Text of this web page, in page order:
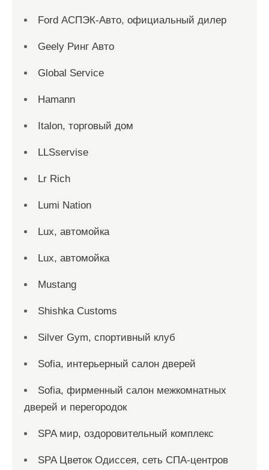
Ford АСПЭК-Авто, официальный дилер
Geely Ринг Авто
Global Service
Hamann
Italon, торговый дом
LLSservise
Lr Rich
Lumi Nation
Lux, автомойка
Lux, автомойка
Mustang
Shishka Customs
Silver Gym, спортивный клуб
Sofia, интерьерный салон дверей
Sofia, фирменный салон межкомнатных
дверей и перегородок
SPA мир, оздоровительный комплекс
SPA Цветок Одиссея, сеть СПА-центров